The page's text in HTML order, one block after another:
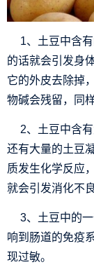
1、土豆中含
的话就会引发身
它的外皮去除掉
物碱会残留，同
2、土豆中含
还有大量的土豆
质发生化学反应
就会引发消化不良
3、土豆中的
响到肠道的免疫
现过敏。